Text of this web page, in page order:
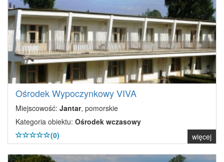
Ośrodek Wypoczynkowy VIVA
Miejscowość: Jantar, pomorskie
Kategoria obiektu: Ośrodek wczasowy
(0)
więcej